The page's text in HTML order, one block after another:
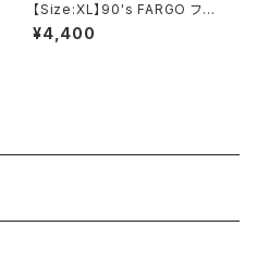
【Size:XL】90's FARGO ファ
ーゴ コーデュロイ生地 胸ポ
ケット ブラウン ボタンダウン
¥4,400